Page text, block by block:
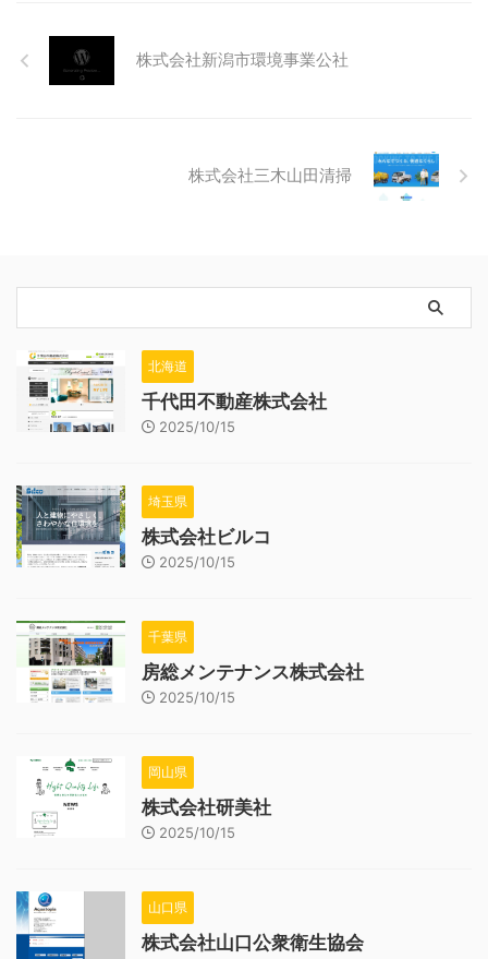
株式会社新潟市環境事業公社
株式会社三木山田清掃
北海道
千代田不動産株式会社
2025/10/15
埼玉県
株式会社ビルコ
2025/10/15
千葉県
房総メンテナンス株式会社
2025/10/15
岡山県
株式会社研美社
2025/10/15
山口県
株式会社山口公衆衛生協会